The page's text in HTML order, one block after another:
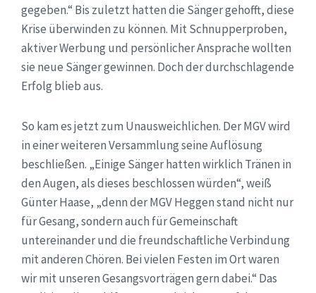
gegeben.“ Bis zuletzt hatten die Sänger gehofft, diese
Krise überwinden zu können. Mit Schnupperproben,
aktiver Werbung und persönlicher Ansprache wollten
sie neue Sänger gewinnen. Doch der durchschlagende
Erfolg blieb aus.
So kam es jetzt zum Unausweichlichen. Der MGV wird
in einer weiteren Versammlung seine Auflösung
beschließen. „Einige Sänger hatten wirklich Tränen in
den Augen, als dieses beschlossen würden“, weiß
Günter Haase, „denn der MGV Heggen stand nicht nur
für Gesang, sondern auch für Gemeinschaft
untereinander und die freundschaftliche Verbindung
mit anderen Chören. Bei vielen Festen im Ort waren
wir mit unseren Gesangsvorträgen gern dabei.“ Das